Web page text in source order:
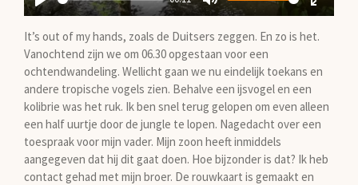
P
l
a
y
M
u
t
e
E
n
e
f
l
y
It’s out of my hands, zoals de Duitsers zeggen. En zo is het.
Vanochtend zijn we om 06.30 opgestaan voor een
ochtendwandeling. Wellicht gaan we nu eindelijk toekans en
andere tropische vogels zien. Behalve een ijsvogel en een
kolibrie was het ruk. Ik ben snel terug gelopen om even alleen
een half uurtje door de jungle te lopen. Nagedacht over een
toespraak voor mijn vader. Mijn zoon heeft inmiddels
aangegeven dat hij dit gaat doen. Hoe bijzonder is dat? Ik heb
contact gehad met mijn broer. De rouwkaart is gemaakt en